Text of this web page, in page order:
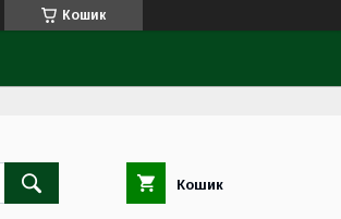
Кошик
Кошик